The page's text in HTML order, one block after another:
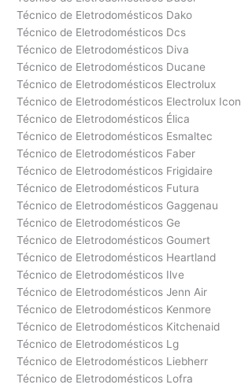
Técnico de Eletrodomésticos Dako
Técnico de Eletrodomésticos Dcs
Técnico de Eletrodomésticos Diva
Técnico de Eletrodomésticos Ducane
Técnico de Eletrodomésticos Electrolux
Técnico de Eletrodomésticos Electrolux Icon
Técnico de Eletrodomésticos Élica
Técnico de Eletrodomésticos Esmaltec
Técnico de Eletrodomésticos Faber
Técnico de Eletrodomésticos Frigidaire
Técnico de Eletrodomésticos Futura
Técnico de Eletrodomésticos Gaggenau
Técnico de Eletrodomésticos Ge
Técnico de Eletrodomésticos Goumert
Técnico de Eletrodomésticos Heartland
Técnico de Eletrodomésticos Ilve
Técnico de Eletrodomésticos Jenn Air
Técnico de Eletrodomésticos Kenmore
Técnico de Eletrodomésticos Kitchenaid
Técnico de Eletrodomésticos Lg
Técnico de Eletrodomésticos Liebherr
Técnico de Eletrodomésticos Lofra